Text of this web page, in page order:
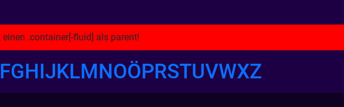
FGHIJKLMNOÖPRSTUVWXZ